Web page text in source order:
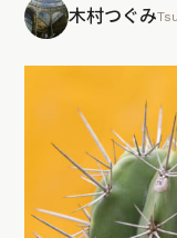
木村つぐみ